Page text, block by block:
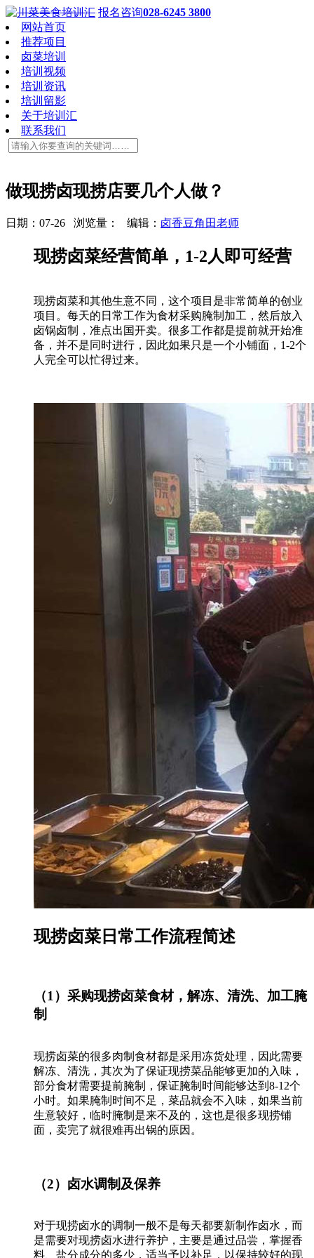
报名咨询028-6245 3800
网站首页
推荐项目
卤菜培训
培训视频
培训资讯
培训留影
关于培训汇
联系我们
做现捞卤现捞店要几个人做？
日期：07-26 浏览量： 编辑： 卤香豆角田老师
现捞卤菜经营简单，1-2人即可经营
现捞卤菜和其他生意不同，这个项目是非常简单的创业
项目。每天的日常工作为食材采购腌制加工，然后放入
卤锅卤制，准点出国开卖。很多工作都是提前就开始准
备，并不是同时进行，因此如果只是一个小铺面，1-2个
人完全可以忙得过来。
现捞卤菜日常工作流程简述
（1）采购现捞卤菜食材，解冻、清洗、加工腌
制
现捞卤菜的很多肉制食材都是采用冻货处理，因此需要
解冻、清洗，其次为了保证现捞菜品能够更加的入味，
部分食材需要提前腌制，保证腌制时间能够达到8-12个
小时。如果腌制时间不足，菜品就会不入味，如果当前
生意较好，临时腌制是来不及的，这也是很多现捞铺
面，卖完了就很难再出锅的原因。
（2）卤水调制及保养
对于现捞卤水的调制一般不是每天都要新制作卤水，而
是需要对现捞卤水进行养护，主要是通过品尝，掌握香
料、盐分成分的多少，适当予以补足，以保持较好的现